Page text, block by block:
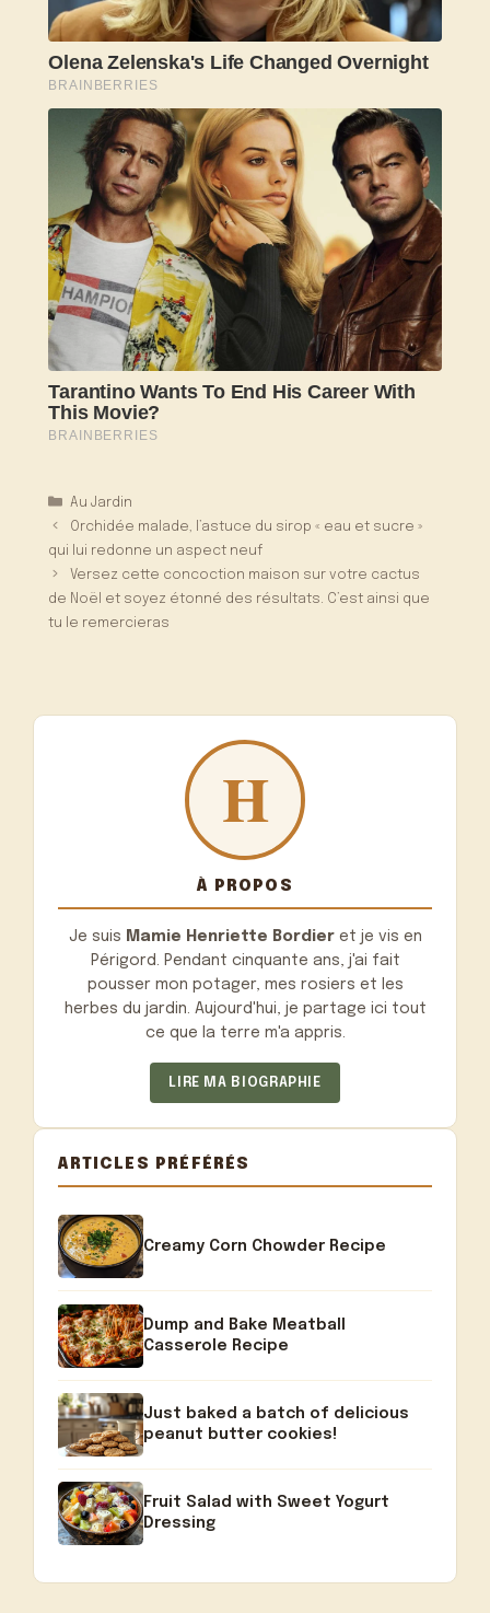
Catégories
Au Jardin
Orchidée malade, l’astuce du sirop « eau et sucre »
qui lui redonne un aspect neuf
Versez cette concoction maison sur votre cactus
de Noël et soyez étonné des résultats. C’est ainsi que
tu le remercieras
À PROPOS
Je suis Mamie Henriette Bordieret je vis en
Périgord. Pendant cinquante ans, j'ai fait
pousser mon potager, mes rosiers et les
herbes du jardin. Aujourd'hui, je partage ici tout
ce que la terre m'a appris.
LIRE MA BIOGRAPHIE
ARTICLES PRÉFÉRÉS
Creamy Corn Chowder Recipe
Dump and Bake Meatball
Casserole Recipe
Just baked a batch of delicious
peanut butter cookies!
Fruit Salad with Sweet Yogurt
Dressing